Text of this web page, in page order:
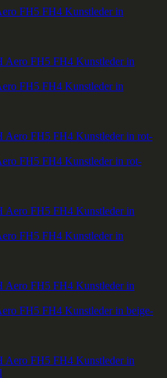
FH5 FH4 Kunstleder in
FH5 FH4 Kunstleder in
FH5 FH4 Kunstleder in rot-
FH5 FH4 Kunstleder in
FH5 FH4 Kunstleder in beige-